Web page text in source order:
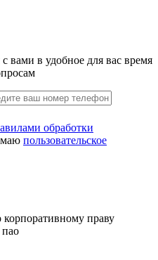
вами в удобное для вас время
обработки
пользовательское
праву